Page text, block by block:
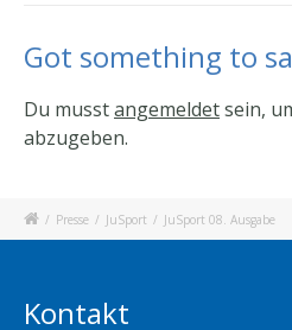
Got something to
Du musstangemeldetsein,
abzugeben.
/ Presse / JuSport / JuSport 08. Ausgabe
Kontakt